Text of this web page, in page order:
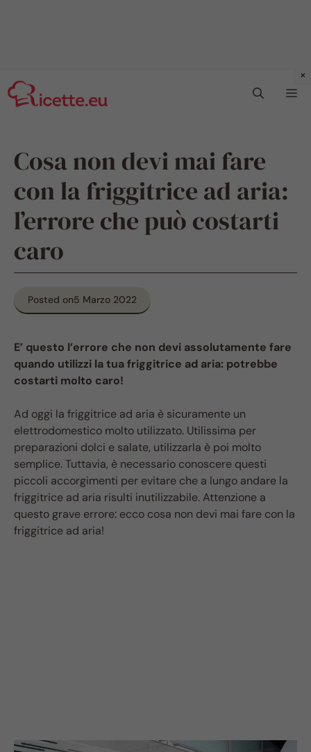
al
contenuto
Cosa non devi mai fare
con la friggitrice ad aria:
l’errore che può costarti
caro
Posted on5 Marzo 2022
E’ questo l’errore che non devi assolutamente fare
quando utilizzi la tua friggitrice ad aria: potrebbe
costarti molto caro!
Ad oggi la friggitrice ad aria è sicuramente un
elettrodomestico molto utilizzato. Utilissima per
preparazioni dolci e salate, utilizzarla è poi molto
semplice. Tuttavia, è necessario conoscere questi
piccoli accorgimenti per evitare che a lungo andare la
friggitrice ad aria risulti inutilizzabile. Attenzione a
questo grave errore: ecco cosa non devi mai fare con la
friggitrice ad aria!